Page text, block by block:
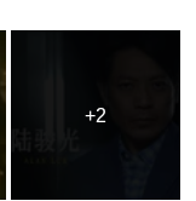
+2
+2